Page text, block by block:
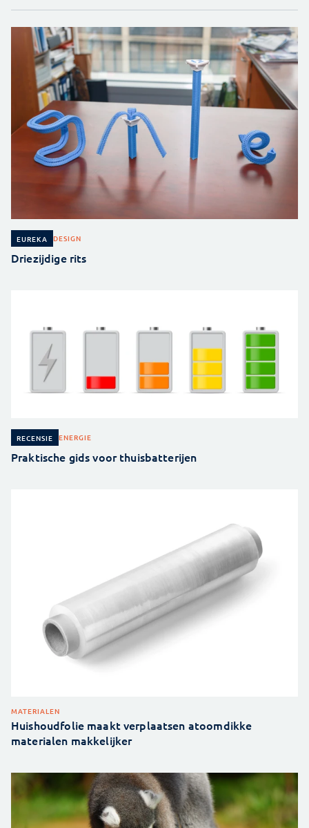
EUREKA DESIGN
Driezijdige rits
RECENSIE ENERGIE
Praktische gids voor thuisbatterijen
MATERIALEN
Huishoudfolie maakt verplaatsen atoomdikke
materialen makkelijker